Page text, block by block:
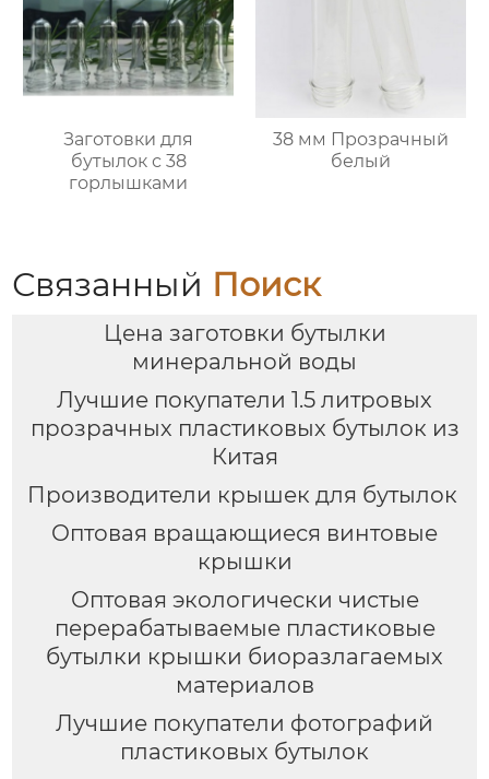
Заготовки для
бутылок с 38
горлышками
38 мм Прозрачный
белый
Связанный Поиск
Цена заготовки бутылки
минеральной воды
Лучшие покупатели 1.5 литровых
прозрачных пластиковых бутылок из
Китая
Производители крышек для бутылок
Оптовая вращающиеся винтовые
крышки
Оптовая экологически чистые
перерабатываемые пластиковые
бутылки крышки биоразлагаемых
материалов
Лучшие покупатели фотографий
пластиковых бутылок